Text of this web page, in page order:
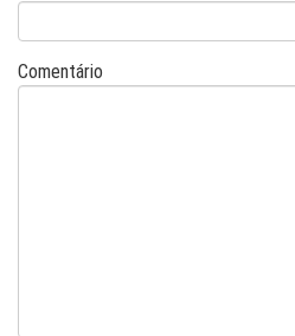
Comentário